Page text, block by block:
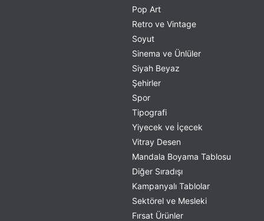
Pop Art
Retro ve Vintage
Soyut
Sinema ve Ünlüler
Siyah Beyaz
Şehirler
Spor
Tipografi
Yiyecek ve İçecek
Vitray Desen
Mandala Boyama Tablosu
Diğer Sıradışı
Kampanyalı Tablolar
Sektörel ve Mesleki
Fırsat Ürünler